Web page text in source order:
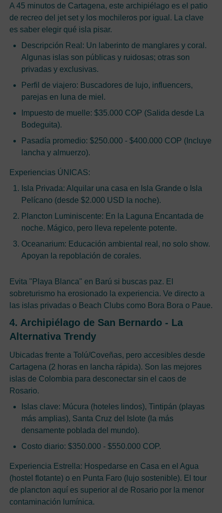
A 45 minutos de Cartagena, este archipiélago es el patio
de recreo del jet set y los mochileros por igual. La clave
es saber elegir qué isla pisar.
Descripción Real: Un laberinto de manglares y coral.
Algunas islas son públicas y ruidosas; otras son
privadas y exclusivas.
Perfil de viajero: Buscadores de lujo, influencers,
parejas en luna de miel.
Impuesto de muelle: $35.000 COP (Salida desde La
Bodeguita).
Pasadía promedio: $250.000 - $400.000 COP (Incluye
lancha y almuerzo).
Experiencias ÚNICAS:
Isla Privada: Alquilar una casa en Isla Grande o Isla
Pelícano (desde $2.000 USD la noche).
Plancton Luminiscente: En la Laguna Encantada de
noche. Mágico, pero lleva repelente potente.
Oceanarium: Educación ambiental real, no solo show.
Apoyan la repoblación de corales.
Evita "Playa Blanca" en Barú si buscas paz. El
sobreturismo ha erosionado la experiencia. Ve directo a
las islas privadas o Beach Clubs como Bora Bora o Paue.
4. Archipiélago de San Bernardo - La
Alternativa Trendy
Ubicadas frente a Tolú/Coveñas, pero accesibles desde
Cartagena (2 horas en lancha rápida). Son las mejores
islas de Colombia para desconectar sin el caos de
Rosario.
Islas clave: Múcura (hoteles lindos), Tintipán (playas
más amplias), Santa Cruz del Islote (la más
densamente poblada del mundo).
Costo diario: $350.000 - $550.000 COP.
Experiencia Estrella: Hospedarse en Casa en el Agua
(hostel flotante) o en Punta Faro (lujo sostenible). El tour
de plancton aquí es superior al de Rosario por la menor
contaminación lumínica.